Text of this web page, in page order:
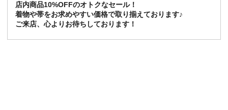
店内商品10%OFFのオトクなセール！
着物や帯をお求めやすい価格で取り揃えております♪
ご来店、心よりお待ちしております！